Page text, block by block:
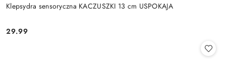
Klepsydra sensoryczna KACZUSZKI 13 cm USPOKAJA
Cena:
29.99